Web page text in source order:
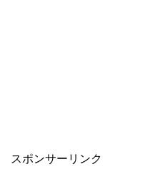
スポンサーリンク